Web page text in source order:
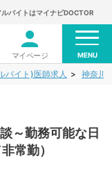
バイトはマイナビDOCTOR
マイページ MENU
バイト)医師求人 神奈川
～勤務可能な日
常勤）